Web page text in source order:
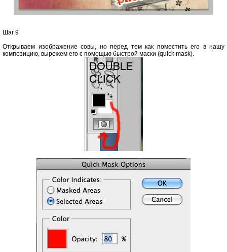
Шаг 9
Открываем изображение совы, но перед тем как поместить его в нашу
композицию, вырежем его с помощью быстрой маски (quick mask).